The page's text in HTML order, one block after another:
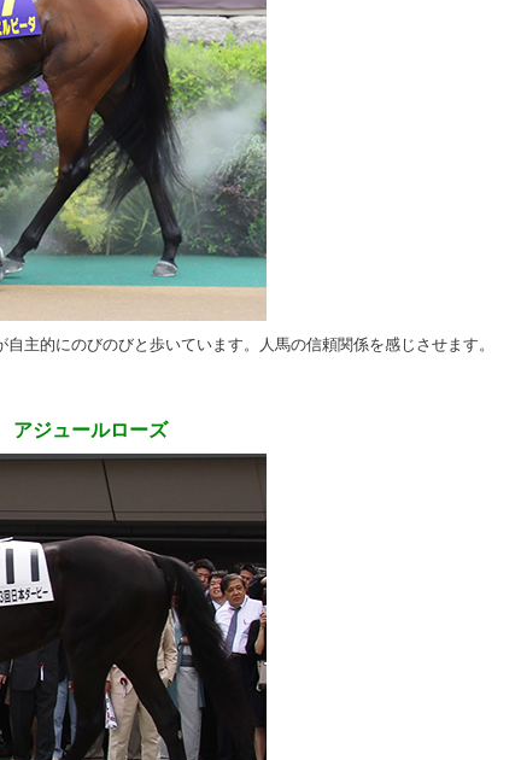
主的にのびのびと歩いています。人馬の信頼関係を感じさせます。
ジュールローズ